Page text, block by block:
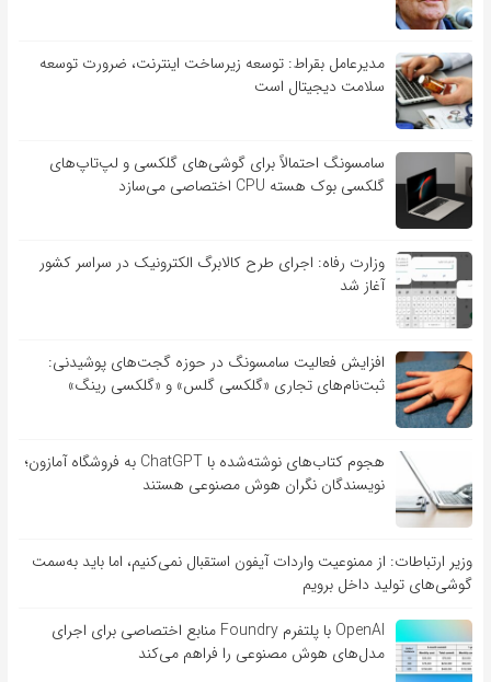
مدیرعامل بقراط: توسعه زیرساخت اینترنت، ضرورت توسعه
سلامت دیجیتال است
سامسونگ احتمالاً برای گوشی‌های گلکسی و لپ‌تاپ‌های
گلکسی بوک هسته CPU اختصاصی می‌سازد
وزارت رفاه: اجرای طرح کالابرگ الکترونیک در سراسر کشور
آغاز شد
افزایش فعالیت سامسونگ در حوزه گجت‌های پوشیدنی:
ثبت‌نام‌های تجاری «گلکسی گلس» و «گلکسی رینگ»
هجوم کتاب‌های نوشته‌شده با ChatGPT به فروشگاه آمازون؛
نویسندگان نگران هوش مصنوعی هستند
وزیر ارتباطات: از ممنوعیت واردات آیفون استقبال نمی‌کنیم، اما باید به‌سمت
گوشی‌های تولید داخل برویم
OpenAI با پلتفرم Foundry منابع اختصاصی برای اجرای
مدل‌های هوش مصنوعی را فراهم می‌کند